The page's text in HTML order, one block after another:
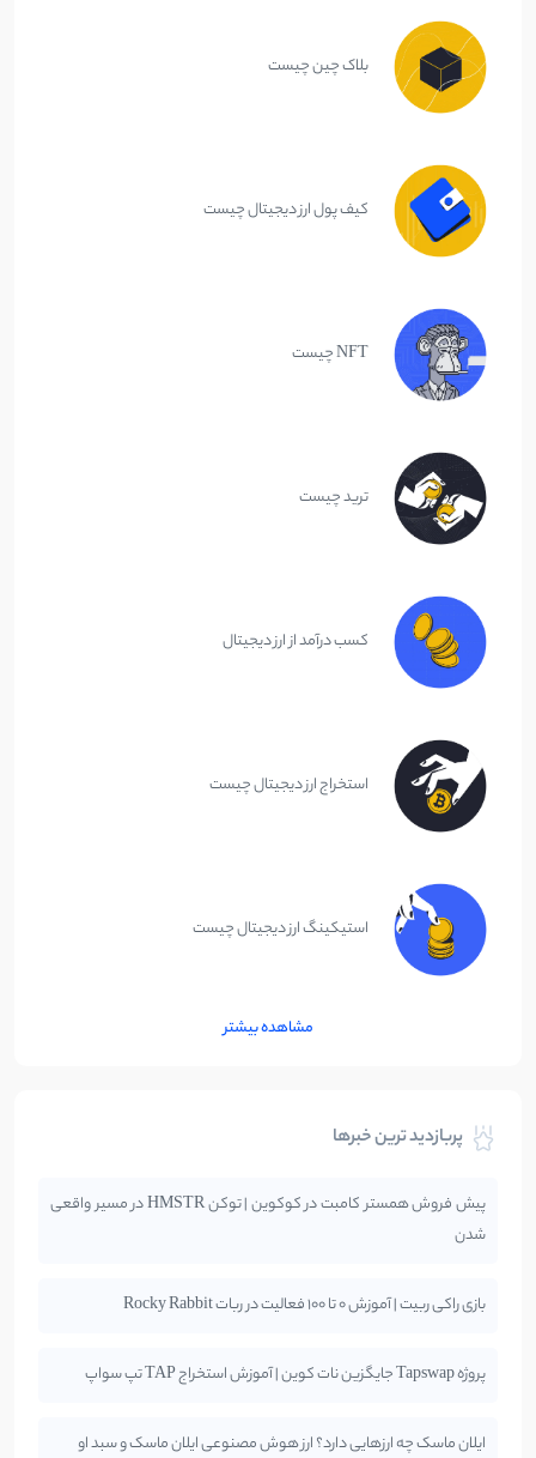
بلاک چین چیست
کیف پول ارز دیجیتال چیست
NFT چیست
ترید چیست
کسب درآمد از ارز دیجیتال
استخراج ارز دیجیتال چیست
استیکینگ ارز دیجیتال چیست
مشاهده بیشتر
پربازدید ترین خبرها
پیش فروش همستر کامبت در کوکوین | توکن HMSTR در مسیر واقعی
شدن
بازی راکی ربیت | آموزش 0 تا 100 فعالیت در ربات Rocky Rabbit
پروژه Tapswap جایگزین نات کوین | آموزش استخراج TAP تپ سواپ
ایلان ماسک چه ارزهایی دارد؟ ارز هوش مصنوعی ایلان ماسک و سبد او